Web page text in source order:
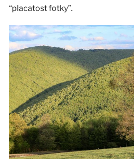
“placatost fotky”.